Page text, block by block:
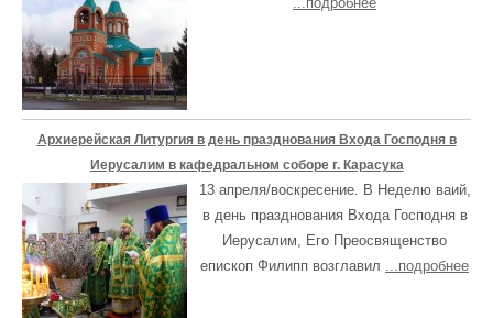
Архиерейская Литургия в день празднования Входа Господня в
Иерусалим в кафедральном соборе г. Карасука
13 апреля/воскресение. В Неделю ваий,
в день празднования Входа Господня в
Иерусалим, Его Преосвященство
епископ Филипп возглавил ...подробнее